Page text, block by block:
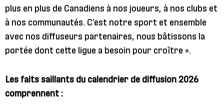
plus en plus de Canadiens à nos joueurs, à nos clubs et
à nos communautés. C’est notre sport et ensemble
avec nos diffuseurs partenaires, nous bâtissons la
portée dont cette ligue a besoin pour croître ».
Les faits saillants du calendrier de diffusion 2026
comprennent :